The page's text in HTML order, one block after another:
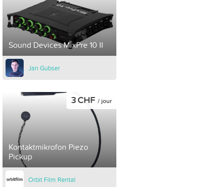
Sound Devices MixPre 10 II
Jan Gubser
Kontaktmikrofon Piezo
Pickup
3 CHF / jour
Orbit Film Rental